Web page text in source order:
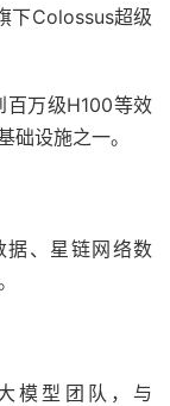
下Colossus超级
百万级H100等效
础设施之一。
据、星链网络数
模型团队，与